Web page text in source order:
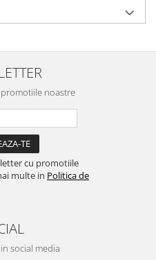
noastre
cu promotiile
multe in Politica de
social media